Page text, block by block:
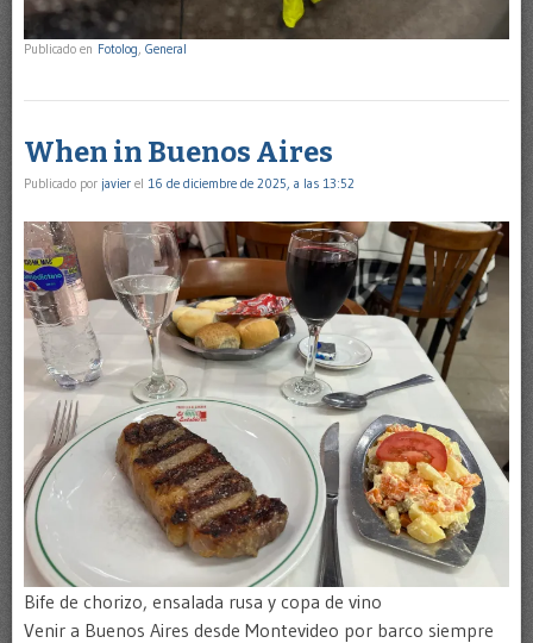
Publicado en Fotolog General
When in Buenos Aires
Publicado por javier el 16 de diciembre de 2025, a las 13:52
Bife de chorizo, ensalada rusa y copa de vino
Venir a Buenos Aires desde Montevideo por barco siempre